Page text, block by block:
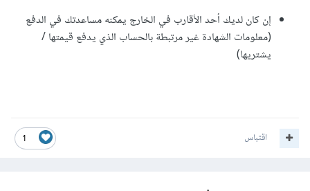
إن كان لديك أحد الأقارب في الخارج يمكنه مساعدتك في الدفع
(معلومات الشهادة غير مرتبطة بالحساب الذي يدفع قيمتها /
يشتريها)
1 اقتباس